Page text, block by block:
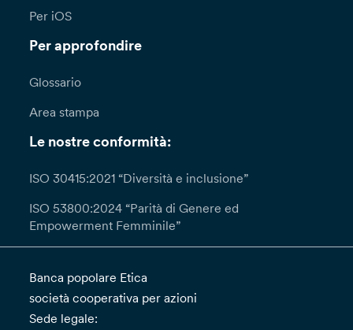
Per iOS
Per approfondire
Glossario
Area stampa
Le nostre conformità:
ISO 30415:2021 “Diversità e inclusione”
ISO 53800:2024 “Parità di Genere ed
Empowerment Femminile”
Banca popolare Etica
società cooperativa per azioni
Sede legale: